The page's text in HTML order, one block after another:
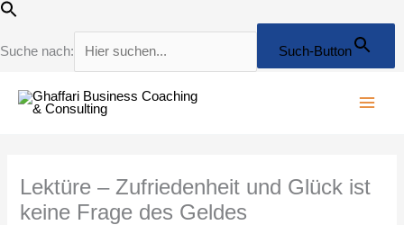
Suche nach: Such-Button
Zum
springen
Lektüre – Zufriedenheit und Glück ist
keine Frage des Geldes